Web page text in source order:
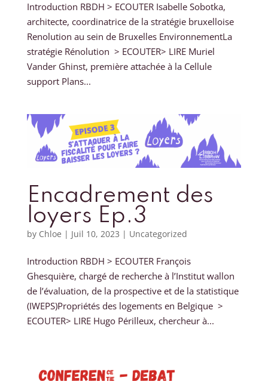
Introduction RBDH > ECOUTER Isabelle Sobotka,
architecte, coordinatrice de la stratégie bruxelloise
Renolution au sein de Bruxelles EnvironnementLa
stratégie Rénolution > ECOUTER> LIRE Muriel
Vander Ghinst, première attachée à la Cellule
support Plans...
Encadrement des
loyers Ep.3
by Chloe | Juil 10, 2023 | Uncategorized
Introduction RBDH > ECOUTER François
Ghesquière, chargé de recherche à l’Institut wallon
de l’évaluation, de la prospective et de la statistique
(IWEPS)Propriétés des logements en Belgique >
ECOUTER> LIRE Hugo Périlleux, chercheur à...